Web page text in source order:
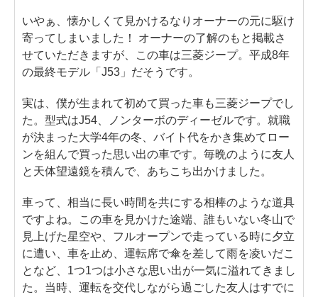
いやぁ、懐かしくて見かけるなりオーナーの元に駆け
寄ってしまいました！ オーナーの了解のもと掲載さ
せていただきますが、この車は三菱ジープ。平成8年
の最終モデル「J53」だそうです。
実は、僕が生まれて初めて買った車も三菱ジープでし
た。型式はJ54、ノンターボのディーゼルです。就職
が決まった大学4年の冬、バイト代をかき集めてロー
ンを組んで買った思い出の車です。毎晩のように友人
と天体望遠鏡を積んで、あちこち出かけました。
車って、相当に長い時間を共にする相棒のような道具
ですよね。この車を見かけた途端、誰もいない冬山で
見上げた星空や、フルオープンで走っている時に夕立
に遭い、車を止め、運転席で傘を差して雨を凌いだこ
となど、1つ1つは小さな思い出が一気に溢れてきまし
た。当時、運転を交代しながら過ごした友人はすでに